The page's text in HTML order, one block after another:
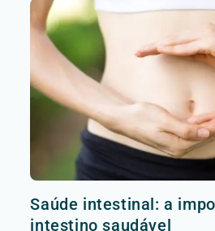
Saúde intestinal: a
intestino saudável